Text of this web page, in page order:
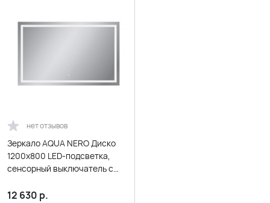
нет отзывов
Зеркало AQUA NERO Диско
1200х800 LED-подсветка,
сенсорный выключатель с
12 630 р.